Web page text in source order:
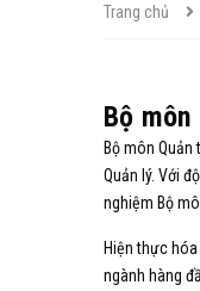
Trang chủ
Bộ
Bộ môn
Quản lý. Với
nghiệm Bộ
Hiện thực
ngành hàng